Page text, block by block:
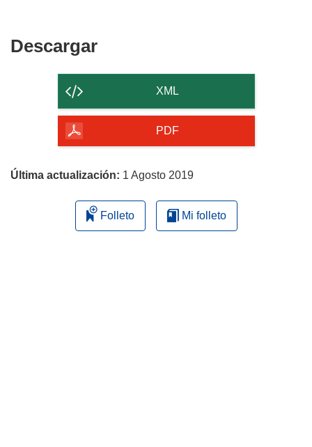
DescargarDescargar
contenido
de
página
XML
PDF
Última actualización: 1 Agosto 2019
Folleto Mi folleto